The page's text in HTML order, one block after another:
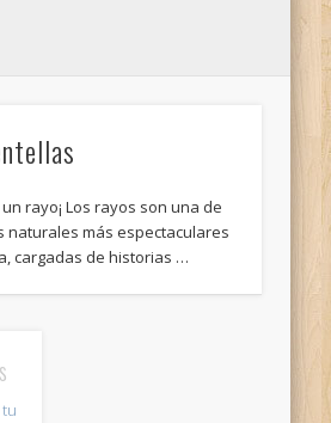
rayo¡ Los rayos son una de
naturales más espectaculares
cargadas de historias …